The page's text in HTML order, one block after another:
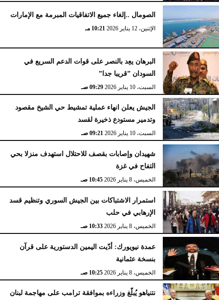
الصومال ..إلغاء جميع الاتفاقيات المبرمة مع الإمارات
الإثنين، 12 يناير 2026 10:21 مـ
البرهان يعِد بالنصر على قوات الدعم السريع في
السودان ”قريبا جدا”
السبت، 10 يناير 2026 09:29 صـ
الجيش يعلن انهاء عملية تمشيط حي الشيخ مقصود
وتدمير مستودع ذخيرة لقسد
السبت، 10 يناير 2026 09:21 صـ
شهيدان وإصابات بقصف للاحتلال استهدف منزلا بحي
التفاح في غزة
الخميس، 8 يناير 2026 10:45 صـ
استمرار الاشتباكات بين الجيش السوري وتنظيم قسد
الإرهابي في حلب
الخميس، 8 يناير 2026 10:33 صـ
عمدة نيويورك: أدّيت اليمين الدستورية على قرآن
بنسخة عثمانية
الخميس، 8 يناير 2026 10:25 صـ
نتنياهو يُبلّغ وزراءه بموافقة ترامب على مهاجمة لبنان